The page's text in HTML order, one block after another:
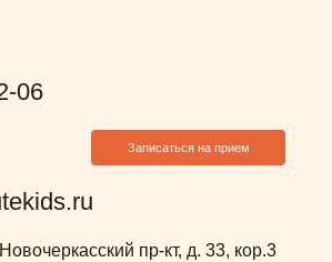
06
Записаться на прием
пр-кт, д. 33, кор.3